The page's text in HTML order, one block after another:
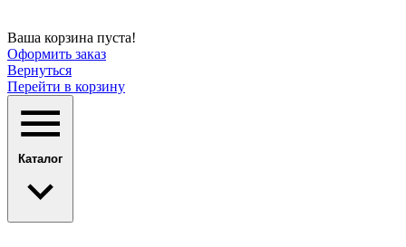
Ваша корзина пуста!
Оформить заказ
Вернуться
Перейти в корзину
Каталог